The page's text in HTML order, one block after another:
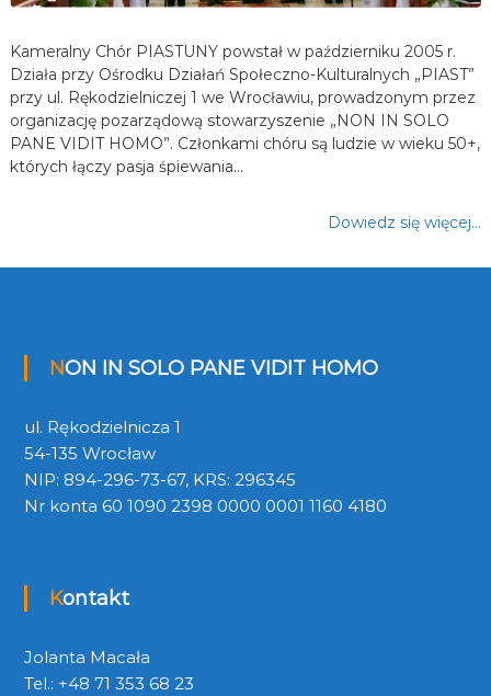
Kameralny Chór PIASTUNY powstał w październiku 2005 r.
Działa przy Ośrodku Działań Społeczno-Kulturalnych „PIAST”
przy ul. Rękodzielniczej 1 we Wrocławiu, prowadzonym przez
organizację pozarządową stowarzyszenie „NON IN SOLO
PANE VIDIT HOMO”. Członkami chóru są ludzie w wieku 50+,
których łączy pasja śpiewania…
Dowiedz się więcej…
NON IN SOLO PANE VIDIT HOMO
ul. Rękodzielnicza 1
54-135 Wrocław
NIP: 894-296-73-67, KRS: 296345
Nr konta 60 1090 2398 0000 0001 1160 4180
Kontakt
Jolanta Macała
Tel.: +48 71 353 68 23